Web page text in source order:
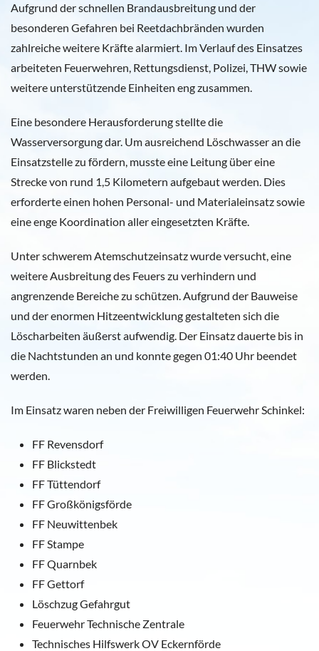
Aufgrund der schnellen Brandausbreitung und der
besonderen Gefahren bei Reetdachbränden wurden
zahlreiche weitere Kräfte alarmiert. Im Verlauf des Einsatzes
arbeiteten Feuerwehren, Rettungsdienst, Polizei, THW sowie
weitere unterstützende Einheiten eng zusammen.
Eine besondere Herausforderung stellte die
Wasserversorgung dar. Um ausreichend Löschwasser an die
Einsatzstelle zu fördern, musste eine Leitung über eine
Strecke von rund 1,5 Kilometern aufgebaut werden. Dies
erforderte einen hohen Personal- und Materialeinsatz sowie
eine enge Koordination aller eingesetzten Kräfte.
Unter schwerem Atemschutzeinsatz wurde versucht, eine
weitere Ausbreitung des Feuers zu verhindern und
angrenzende Bereiche zu schützen. Aufgrund der Bauweise
und der enormen Hitzeentwicklung gestalteten sich die
Löscharbeiten äußerst aufwendig. Der Einsatz dauerte bis in
die Nachtstunden an und konnte gegen 01:40 Uhr beendet
werden.
Im Einsatz waren neben der Freiwilligen Feuerwehr Schinkel:
FF Revensdorf
FF Blickstedt
FF Tüttendorf
FF Großkönigsförde
FF Neuwittenbek
FF Stampe
FF Quarnbek
FF Gettorf
Löschzug Gefahrgut
Feuerwehr Technische Zentrale
Technisches Hilfswerk OV Eckernförde